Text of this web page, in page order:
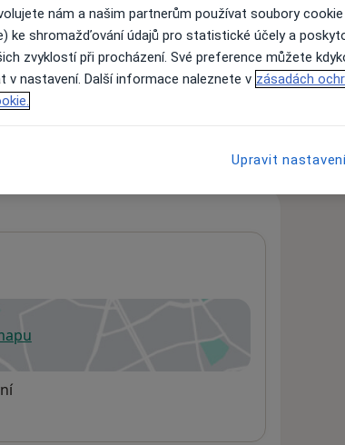
nejsou k dispozici
informace o svých službách.
v nové záložce
nám a našim partnerům používat soubory
ke shromažďování údajů pro statistické účely a
zvyklostí při procházení. Své preference můžete
v nastavení. Další informace naleznete v zásadách
Upravit